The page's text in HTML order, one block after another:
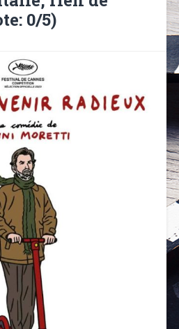
0/5)